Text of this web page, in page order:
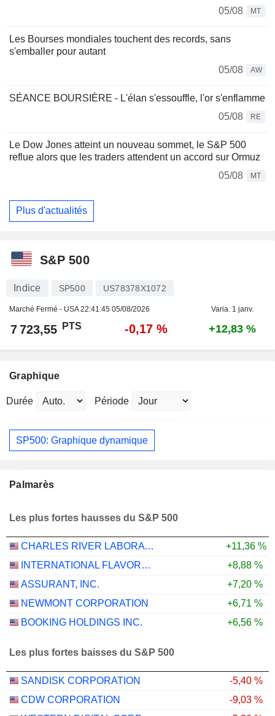
05/08
MT
Les Bourses mondiales touchent des records, sans
s'emballer pour autant
05/08
AW
SÉANCE BOURSIÈRE - L'élan s'essouffle, l'or s'enflamme
05/08
RE
Le Dow Jones atteint un nouveau sommet, le S&P 500
reflue alors que les traders attendent un accord sur Ormuz
05/08
MT
Plus d'actualités
S&P 500
Indice SP500 US78378X1072
Marché Fermé - USA22:41:45 05/08/2026 Varia. 1 janv.
7 723,55 PTS -0,17 % +12,83 %
Graphique
Durée Période
SP500: Graphique dynamique
Palmarès
Les plus fortes hausses du S&P 500
CHARLES RIVER LABORATORIES INTERNATIONAL, INC.
+11,36 %
INTERNATIONAL FLAVORS & FRAGRANCES INC.
+8,88 %
ASSURANT, INC.
+7,20 %
NEWMONT CORPORATION
+6,71 %
BOOKING HOLDINGS INC.
+6,56 %
Les plus fortes baisses du S&P 500
SANDISK CORPORATION
-5,40 %
CDW CORPORATION
-9,03 %